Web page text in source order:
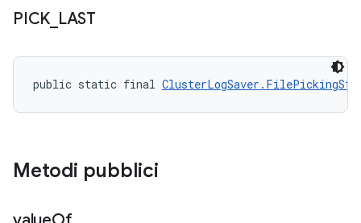
PICK LAST
public static final
Metodi pubblici